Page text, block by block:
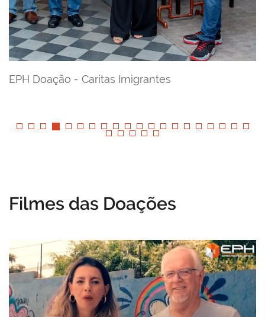
EPH Doação - Caritas Imigrantes
Filmes das Doações